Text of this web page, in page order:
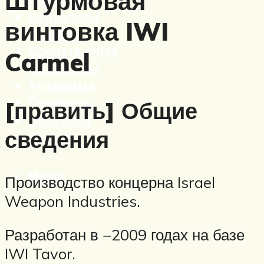
Вертолеты
Корабли
Бронетехника
Пистолеты
Пулеметы
Винтовки
Ружья
Меню
винтовка IWI
Carmel
[править] Общие
сведения
Производство концерна Israel
Weapon Industries.
Разработан в −2009 годах на базе
IWI Tavor.